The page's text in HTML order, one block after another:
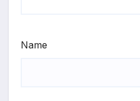
Name